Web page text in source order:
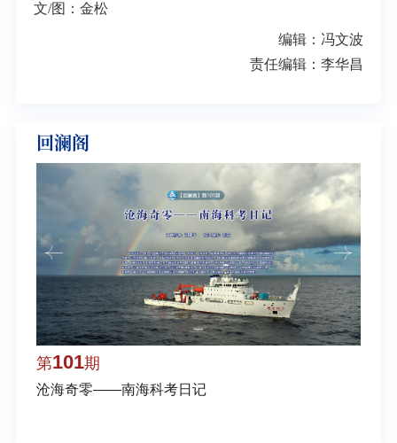
文/图：金松
编辑：冯文波
责任编辑：李华昌
回澜阁
第101期
沧海奇零——南海科考日记